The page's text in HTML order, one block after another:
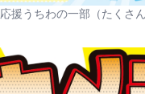
応援うちわの一部（たくさ